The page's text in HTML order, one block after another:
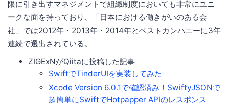
限に引き出すマネジメントで組織制度においても非常にユニ
ークな面を持っており、「日本における働きがいのある会
社」では2012年・2013年・2014年とベストカンパニーに3年
連続で選出されている。
ZIGExNがQiitaに投稿した記事
SwiftでTinderUIを実装してみた
Xcode Version 6.0.1で確認済み！SwiftyJSONで
超簡単にSwiftでHotpapper APIのレスポンス